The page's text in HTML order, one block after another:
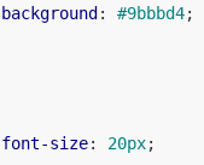
background : #9bbbd4;
font-size: 20px;